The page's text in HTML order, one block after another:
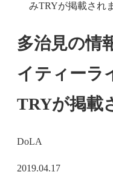
みTRYが掲載され
多治見の情
イティーラ
TRYが掲載
DoLA
2019.04.17